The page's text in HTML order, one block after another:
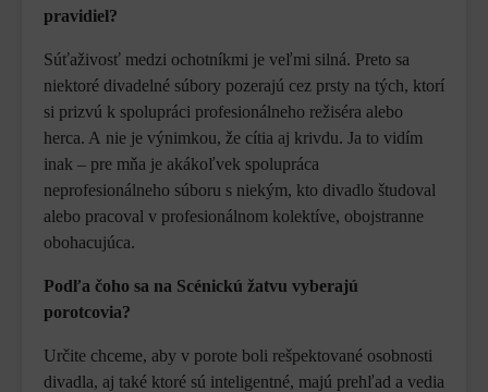
pravidiel?
Súťaživosť medzi ochotníkmi je veľmi silná. Preto sa
niektoré divadelné súbory pozerajú cez prsty na tých, ktorí
si prizvú k spolupráci profesionálneho režiséra alebo
herca. A nie je výnimkou, že cítia aj krivdu. Ja to vidím
inak – pre mňa je akákoľvek spolupráca
neprofesionálneho súboru s niekým, kto divadlo študoval
alebo pracoval v profesionálnom kolektíve, obojstranne
obohacujúca.
Podľa čoho sa na Scénickú žatvu vyberajú
porotcovia?
Určite chceme, aby v porote boli rešpektované osobnosti
divadla, aj také ktoré sú inteligentné, majú prehľad a vedia